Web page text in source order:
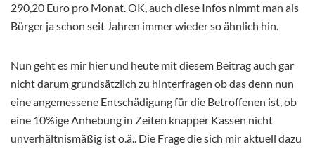
290,20 Euro pro Monat. OK, auch diese Infos nimmt man als
Bürger ja schon seit Jahren immer wieder so ähnlich hin.
Nun geht es mir hier und heute mit diesem Beitrag auch gar
nicht darum grundsätzlich zu hinterfragen ob das denn nun
eine angemessene Entschädigung für die Betroffenen ist, ob
eine 10%ige Anhebung in Zeiten knapper Kassen nicht
unverhältnismäßig ist o.ä.. Die Frage die sich mir aktuell dazu